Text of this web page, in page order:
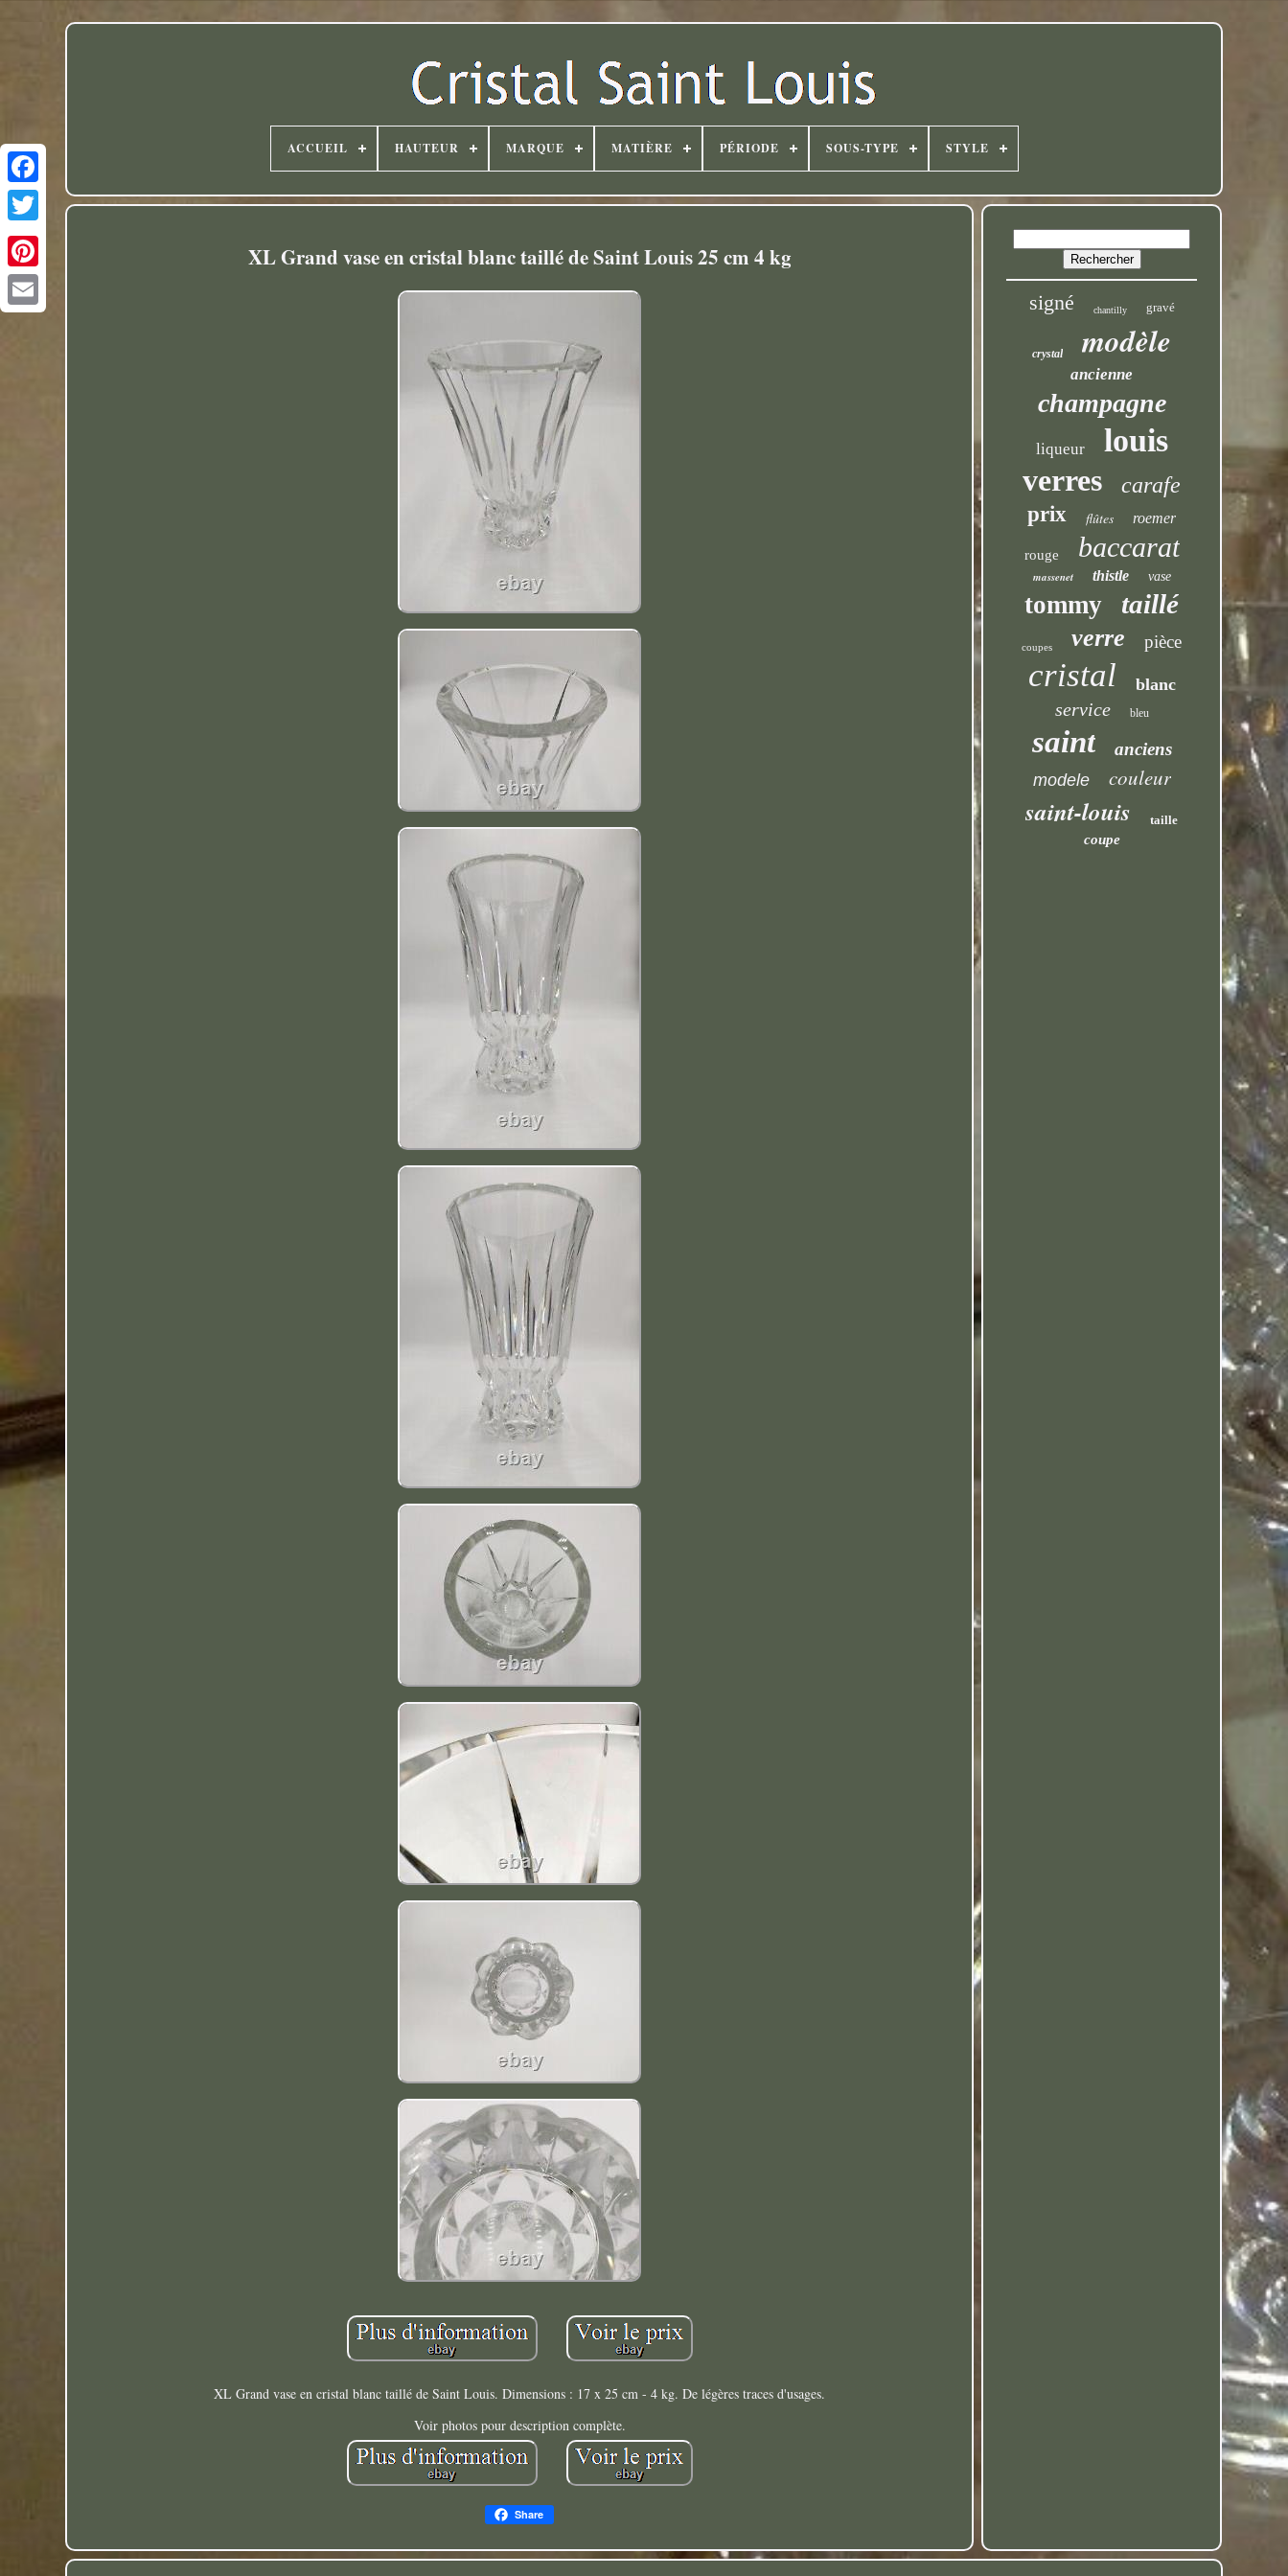
Twitter
ACCUEIL HAUTEUR MARQUE MATIÈRE PÉRIODE SOUS-TYPE STYLE
XL Grand vase en cristal blanc taillé de Saint Louis 25 cm 4 kg
XL Grand vase en cristal blanc taillé de Saint Louis. Dimensions : 17 x 25 cm - 4 kg. De légères traces d'usages.
Voir photos pour description complète.
Share
signé chantilly gravé
crystal modèle
ancienne
champagne
liqueur louis
verres carafe
prix flûtes roemer
rouge baccarat
massenet thistle vase
tommy taillé
coupes verre pièce
cristal blanc
service bleu
saint anciens
modele couleur
saint-louis taille
coupe